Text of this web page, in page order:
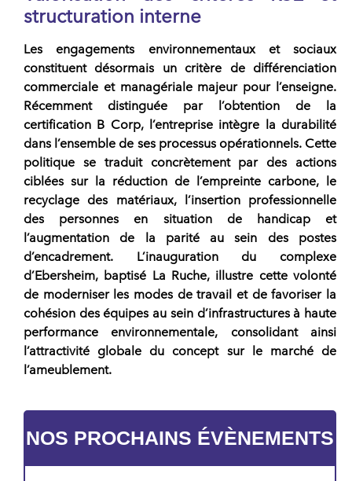
structuration interne
Les engagements environnementaux et sociaux
constituent désormais un critère de différenciation
commerciale et managériale majeur pour l’enseigne.
Récemment distinguée par l’obtention de la
certification B Corp, l’entreprise intègre la durabilité
dans l’ensemble de ses processus opérationnels. Cette
politique se traduit concrètement par des actions
ciblées sur la réduction de l’empreinte carbone, le
recyclage des matériaux, l’insertion professionnelle
des personnes en situation de handicapet
l’augmentation de la parité au sein des postes
d’encadrement. L’inauguration du complexe
d’Ebersheim, baptisé La Ruche, illustre cette volonté
de moderniser les modes de travail et de favoriser la
cohésion des équipes au sein d’infrastructures à haute
performance environnementale, consolidant ainsi
l’attractivité globale du concept sur le marché de
l’ameublement.
NOS PROCHAINS ÉVÈNEMENTS